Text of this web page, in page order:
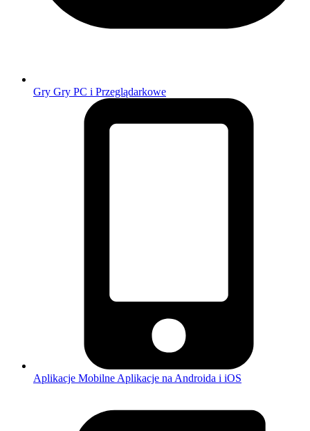
Gry Gry PC i Przeglądarkowe
Aplikacje Mobilne Aplikacje na Androida i iOS